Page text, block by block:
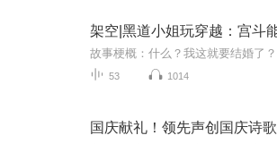
53 1014
国庆献礼！领先声创国庆诗